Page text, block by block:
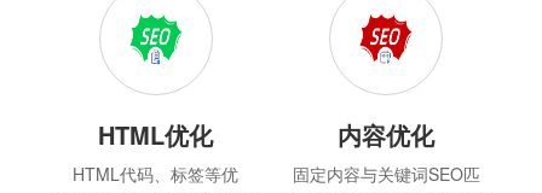
HTML优化
HTML代码、标签等优
内容优化
固定内容与关键词SEO匹